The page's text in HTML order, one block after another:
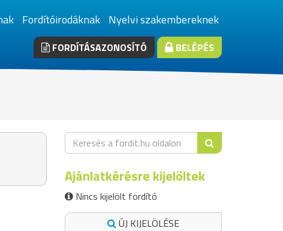
Fordítóirodáknak Nyelvi szakembereknek
FORDÍTÁSAZONOSÍTÓ BELÉPÉS
Ajánlatkérésre kijelöltek
Nincs kijelölt fordító
ÚJ KIJELÖLÉSE